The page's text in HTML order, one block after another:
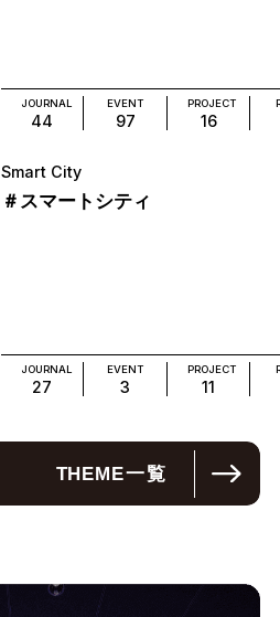
JOURNAL
44
EVENT
97
PROJECT
16
Smart City
＃スマートシティ
JOURNAL
27
EVENT
3
PROJECT
11
THEME一覧